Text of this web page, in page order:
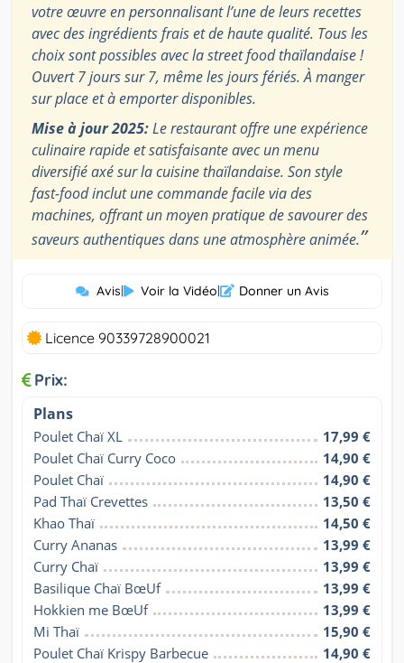
votre œuvre en personnalisant l’une de leurs recettes
avec des ingrédients frais et de haute qualité. Tous les
choix sont possibles avec la street food thaïlandaise !
Ouvert 7 jours sur 7, même les jours fériés. À manger
sur place et à emporter disponibles.
Mise à jour 2025:Le restaurant offre une expérience
culinaire rapide et satisfaisante avec un menu
diversifié axé sur la cuisine thaïlandaise. Son style
fast-food inclut une commande facile via des
machines, offrant un moyen pratique de savourer des
saveurs authentiques dans une atmosphère animée.”
Avis| Voir la Vidéo| Donner un Avis
Licence 90339728900021
Prix:
Plans
Poulet Chaï XL
17,99 €
Poulet Chaï Curry Coco
14,90 €
Poulet Chaï
14,90 €
Pad Thaï Crevettes
13,50 €
Khao Thaï
14,50 €
Curry Ananas
13,99 €
Curry Chaï
13,99 €
Basilique Chaï BœUf
13,99 €
Hokkien me BœUf
13,99 €
Mi Thaï
15,90 €
Poulet Chaï Krispy Barbecue
14,90 €